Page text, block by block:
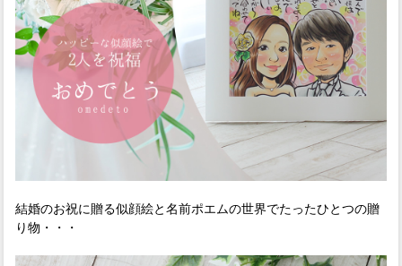
結婚のお祝に贈る似顔絵と名前ポエムの世界でたったひとつの贈
り物・・・